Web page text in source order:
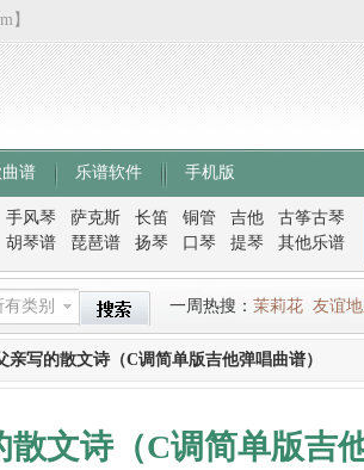
】
曲谱 乐谱软件 手机版
手风琴 萨克斯 长笛 铜管 吉他
古筝古琴
胡琴谱 琵琶谱 扬琴 口琴 提琴 其他乐谱
有类别 一周热搜： 茉莉花 友谊
亲写的散文诗（C调简单版吉他弹唱曲谱）
文诗（C调简单版吉